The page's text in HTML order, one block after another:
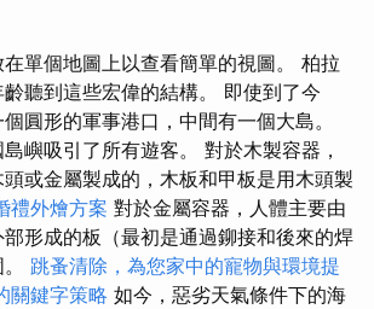
單個地圖上以查看簡單的視圖。 柏拉
聽到這些宏偉的結構。 即使到了今
圓形的軍事港口，中間有一個大島。
嶼吸引了所有遊客。 對於木製容器，
或金屬製成的，木板和甲板是用木頭製
禮外燴方案 對於金屬容器，人體主要由
形成的板（最初是通過鉚接和後來的焊
跳蚤清除，為您家中的寵物與環境提
關鍵字策略 如今，惡劣天氣條件下的海